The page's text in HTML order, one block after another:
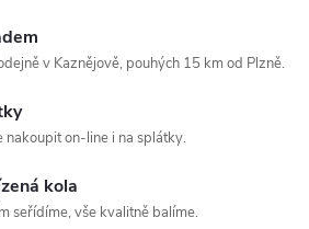
v Kaznějově, pouhých 15 km od Plzně.
nakoupit on-line i na splátky.
kola
seřídíme, vše kvalitně balíme.